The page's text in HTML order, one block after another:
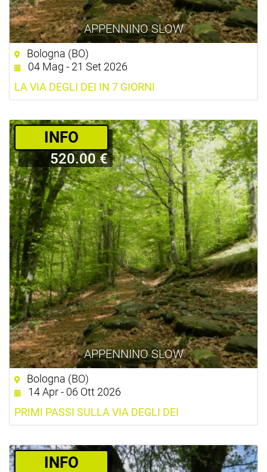
APPENNINO SLOW
Bologna (BO)
04 Mag - 21 Set 2026
LA VIA DEGLI DEI IN 7 GIORNI
APPENNINO SLOW
­INFO
520.00 €
Bologna (BO)
14 Apr - 06 Ott 2026
PRIMI PASSI SULLA VIA DEGLI DEI
­INFO